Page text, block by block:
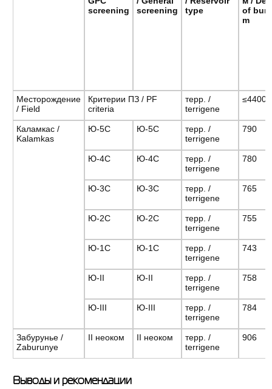
screening
screening
type
of
m
Месторождение
/ Field
Критерии ПЗ / PF
criteria
терр. /
terrigene
≤4400
Каламкас /
Kalamkas
Ю-5С Ю-5С
терр. /
terrigene
790
Ю-4С Ю-4С
терр. /
terrigene
780
Ю-3С Ю-3С
терр. /
terrigene
765
Ю-2С Ю-2С
терр. /
terrigene
755
Ю-1С Ю-1С
терр. /
terrigene
743
Ю-II Ю-II
терр. /
terrigene
758
Ю-III Ю-III
терр. /
terrigene
784
Забурунье /
Zaburunye
II неоком II неоком
терр. /
terrigene
906
Выводы и рекомендации